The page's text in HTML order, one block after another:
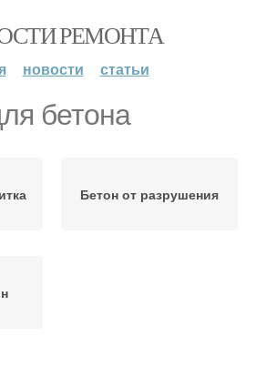
РЕМОНТА
новости статьи
бетона
Бетон от разрушения